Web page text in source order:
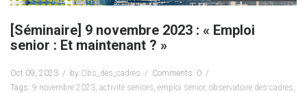
[Séminaire] 9 novembre 2023 : « Emploi
senior : Et maintenant ? »
Oct 09, 2023 by Obs_des_cadres
Comments: 0
Tags: 9 novembre 2023 activité seniors emploi senior, observatoire des cadres